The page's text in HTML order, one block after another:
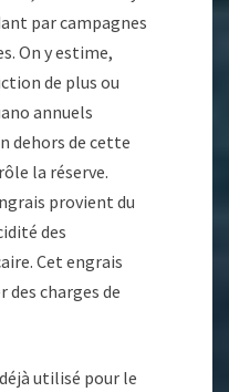
par campagnes
On y estime,
de plus ou
annuels
dehors de cette
la réserve.
provient du
des
Cet engrais
des charges de
utilisé pour le